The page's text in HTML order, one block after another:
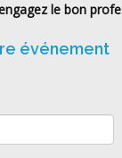
le bon
événement